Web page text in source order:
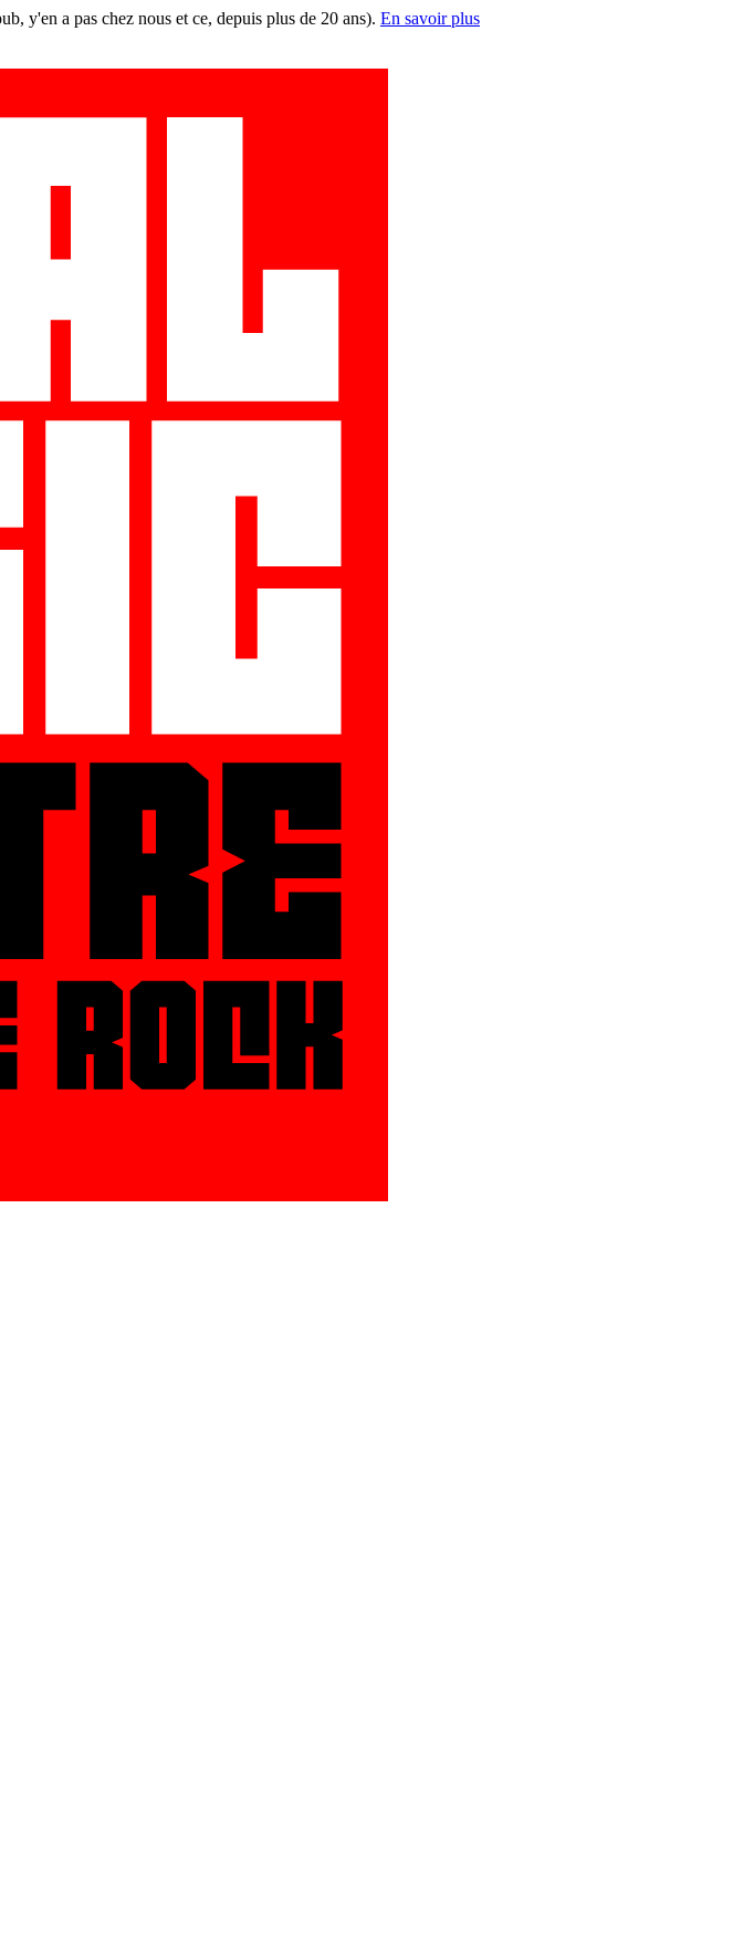
y'en a pas chez nous et ce, depuis plus de 20 ans). En savoir plus